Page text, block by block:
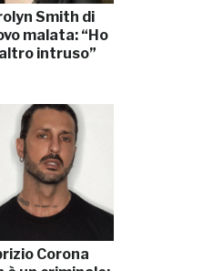
Smith di
malata: “Ho
intruso”
Corona